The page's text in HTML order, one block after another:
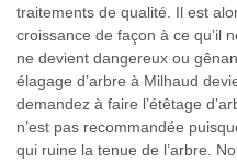
traitements de qualité. Il est
croissance de façon à ce qu’il
ne devient dangereux ou
élagage d’arbre à Milhaud
demandez à faire l’étêtage
n’est pas recommandée
qui ruine la tenue de l’arbre.